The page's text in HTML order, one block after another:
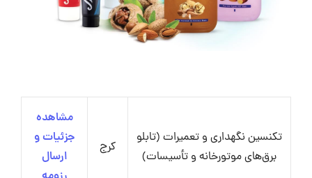
تکنسین نگهداری و تعمیرات (تابلو
برق‌های موتورخانه و تأسیسات)
کرج
مشاهده
جزئیات و
ارسال